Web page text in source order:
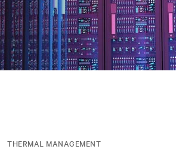
THERMAL MANAGEMENT